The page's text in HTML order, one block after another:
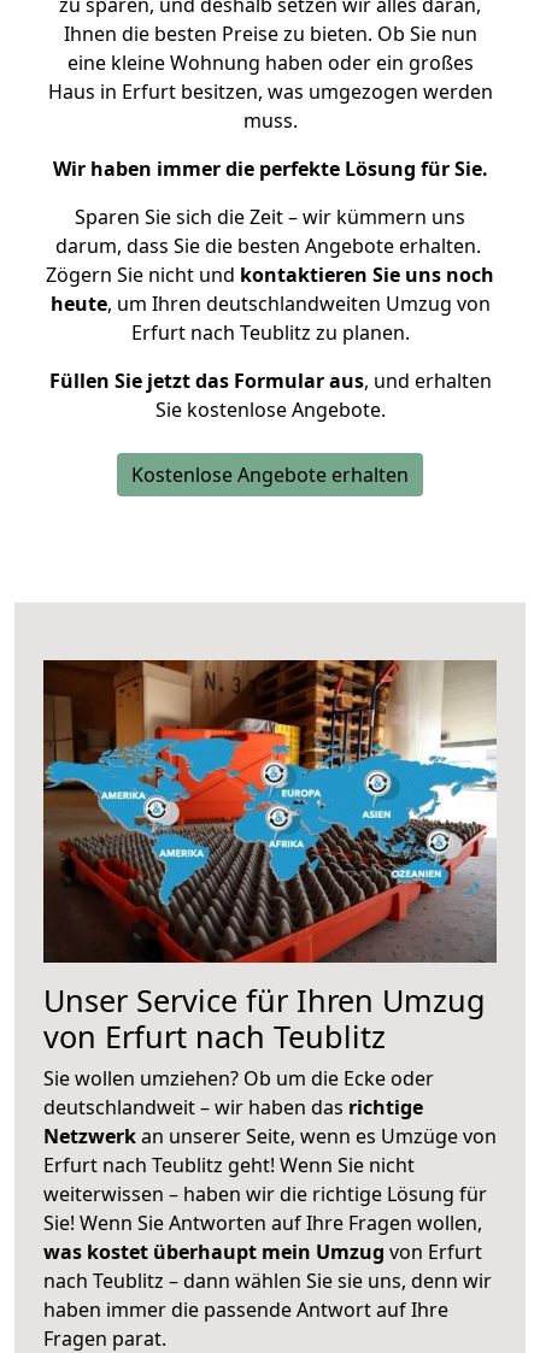
Ihnen die besten Preise zu bieten. Ob Sie nun
eine kleine Wohnung haben oder ein großes
Haus in Erfurt besitzen, was umgezogen werden
muss.
Wir haben immer die perfekte Lösung für Sie.
Sparen Sie sich die Zeit – wir kümmern uns
darum, dass Sie die besten Angebote erhalten.
Zögern Sie nicht und kontaktieren Sie uns noch
heute, um Ihren deutschlandweiten Umzug von
Erfurt nach Teublitz zu planen.
Füllen Sie jetzt das Formular aus, und erhalten
Sie kostenlose Angebote.
Kostenlose Angebote erhalten
Unser Service für Ihren Umzug
von Erfurt nach Teublitz
Sie wollen umziehen? Ob um die Ecke oder
deutschlandweit – wir haben das richtige
Netzwerkan unserer Seite, wenn es Umzüge von
Erfurt nach Teublitz geht! Wenn Sie nicht
weiterwissen – haben wir die richtige Lösung für
Sie! Wenn Sie Antworten auf Ihre Fragen wollen,
was kostet überhaupt mein Umzug von Erfurt
nach Teublitz – dann wählen Sie sie uns, denn wir
haben immer die passende Antwort auf Ihre
Fragen parat.